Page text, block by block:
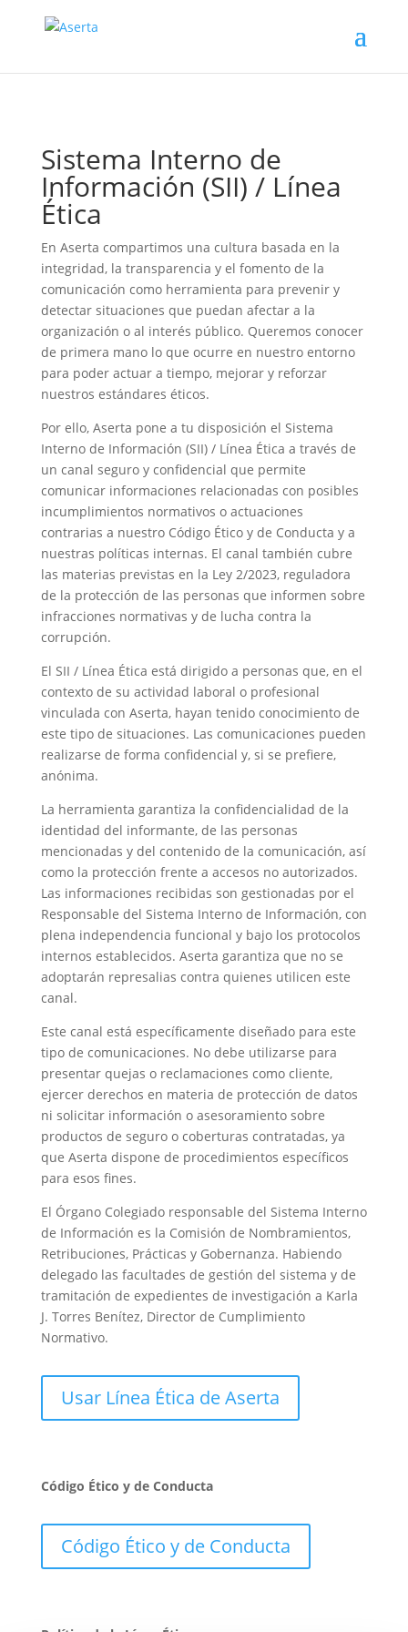
Sistema Interno de
Información (SII) / Línea
Ética
En Aserta compartimos una cultura basada en la
integridad, la transparencia y el fomento de la
comunicación como herramienta para prevenir y
detectar situaciones que puedan afectar a la
organización o al interés público. Queremos conocer
de primera mano lo que ocurre en nuestro entorno
para poder actuar a tiempo, mejorar y reforzar
nuestros estándares éticos.
Por ello, Aserta pone a tu disposición el Sistema
Interno de Información (SII) / Línea Ética a través de
un canal seguro y confidencial que permite
comunicar informaciones relacionadas con posibles
incumplimientos normativos o actuaciones
contrarias a nuestro Código Ético y de Conducta y a
nuestras políticas internas. El canal también cubre
las materias previstas en la Ley 2/2023, reguladora
de la protección de las personas que informen sobre
infracciones normativas y de lucha contra la
corrupción.
El SII / Línea Ética está dirigido a personas que, en el
contexto de su actividad laboral o profesional
vinculada con Aserta, hayan tenido conocimiento de
este tipo de situaciones. Las comunicaciones pueden
realizarse de forma confidencial y, si se prefiere,
anónima.
La herramienta garantiza la confidencialidad de la
identidad del informante, de las personas
mencionadas y del contenido de la comunicación, así
como la protección frente a accesos no autorizados.
Las informaciones recibidas son gestionadas por el
Responsable del Sistema Interno de Información, con
plena independencia funcional y bajo los protocolos
internos establecidos. Aserta garantiza que no se
adoptarán represalias contra quienes utilicen este
canal.
Este canal está específicamente diseñado para este
tipo de comunicaciones. No debe utilizarse para
presentar quejas o reclamaciones como cliente,
ejercer derechos en materia de protección de datos
ni solicitar información o asesoramiento sobre
productos de seguro o coberturas contratadas, ya
que Aserta dispone de procedimientos específicos
para esos fines.
El Órgano Colegiado responsable del Sistema Interno
de Información es la Comisión de Nombramientos,
Retribuciones, Prácticas y Gobernanza. Habiendo
delegado las facultades de gestión del sistema y de
tramitación de expedientes de investigación a Karla
J. Torres Benítez, Director de Cumplimiento
Normativo.
Usar Línea Ética de Aserta
Código Ético y de Conducta
Código Ético y de Conducta